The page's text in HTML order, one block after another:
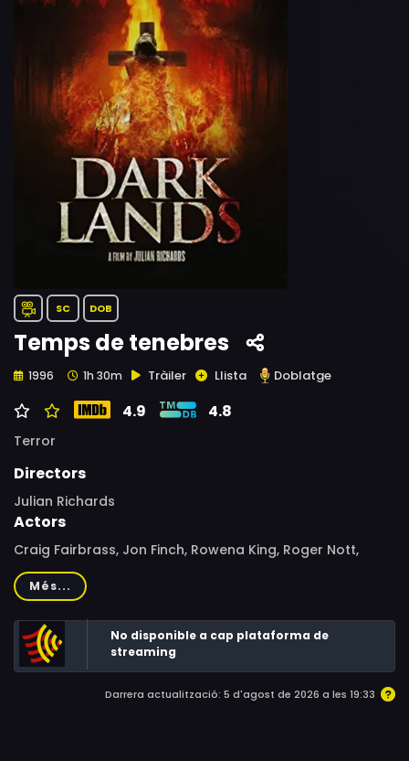
SC DOB
Temps de tenebres
1996 1h 30m Tràiler Llista Doblatge
4.9 4.8
Terror
Directors
Julian Richards
Actors
Craig Fairbrass, Jon Finch, Rowena King, Roger Nott,
Hubert Rees, Dave Duffy, Ray Gravell, Richard Lynch,
William Thomas, Robert Blythe, Beth Morris, Nicola
Branson, Ieuan Rhys, Kim Ryan, Philip Babot, Morega
Polser, Ian Deveraux, Martin Cole, Richard Rees, Terence
Howe, Simon Ludders, Seán Carlsen, Grahame Fox
Més...
No disponible a cap plataforma de
streaming
Darrera actualització: 5 d'agost de 2026 a les 19:33